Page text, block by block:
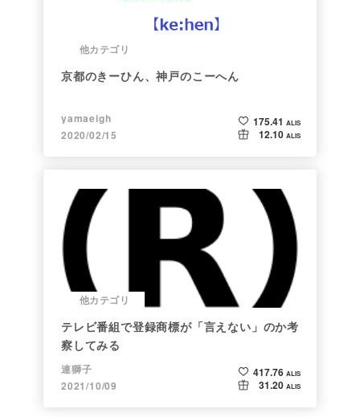
他カテゴリ
京都のきーひん、神戸のこーへん
yamaeigh
2020/02/15
175.41 ALIS
12.10 ALIS
他カテゴリ
テレビ番組で登録商標が「言えない」のか考
察してみる
連獅子
2021/10/09
417.76 ALIS
31.20 ALIS